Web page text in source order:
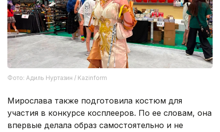
Фото: Адиль Нуртазин / Kazinform
Мирослава также подготовила костюм для
участия в конкурсе косплееров. По ее словам, она
впервые делала образ самостоятельно и не